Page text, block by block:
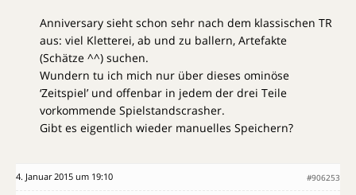
Anniversary sieht schon sehr nach dem klassischen TR
aus: viel Kletterei, ab und zu ballern, Artefakte
(Schätze ^^) suchen.
Wundern tu ich mich nur über dieses ominöse
‘Zeitspiel’ und offenbar in jedem der drei Teile
vorkommende Spielstandscrasher.
Gibt es eigentlich wieder manuelles Speichern?
4. Januar 2015 um 19:10 #906253